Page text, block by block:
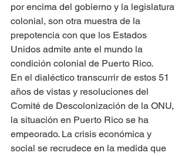
por encima del gobierno y la legislatura
colonial, son otra muestra de la
prepotencia con que los Estados
Unidos admite ante el mundo la
condición colonial de Puerto Rico.
En el dialéctico transcurrir de estos 51
años de vistas y resoluciones del
Comité de Descolonización de la ONU,
la situación en Puerto Rico se ha
empeorado. La crisis económica y
social se recrudece en la medida que